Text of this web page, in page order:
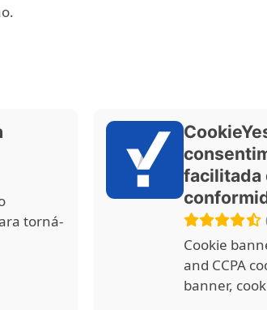
torná-
facilitada
Cookie
and CCPA
banner,